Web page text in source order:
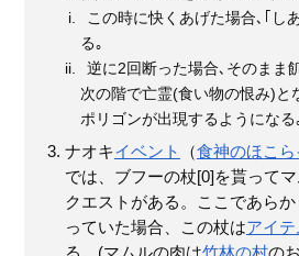
この時に快くあげた場合､｢し
る｡
逆に2回断った場合､そのまま
次の階で亡霊(食い物の恨み)と
ポリゴンが出現するようになる
ナオキイベント （食神のほこら
では、ブフーの杖[0]を貰って
クエストがある。ここであら
っていた場合、この杖はアイテ